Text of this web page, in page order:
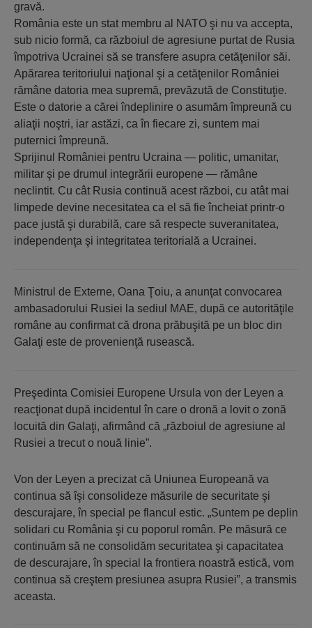
gravă.
România este un stat membru al NATO şi nu va accepta,
sub nicio formă, ca războiul de agresiune purtat de Rusia
împotriva Ucrainei să se transfere asupra cetăţenilor săi.
Apărarea teritoriului naţional şi a cetăţenilor României
rămâne datoria mea supremă, prevăzută de Constituţie.
Este o datorie a cărei îndeplinire o asumăm împreună cu
aliaţii noştri, iar astăzi, ca în fiecare zi, suntem mai
puternici împreună.
Sprijinul României pentru Ucraina — politic, umanitar,
militar şi pe drumul integrării europene — rămâne
neclintit. Cu cât Rusia continuă acest război, cu atât mai
limpede devine necesitatea ca el să fie încheiat printr-o
pace justă şi durabilă, care să respecte suveranitatea,
independenţa şi integritatea teritorială a Ucrainei.
Ministrul de Externe, Oana Ţoiu, a anunţat convocarea
ambasadorului Rusiei la sediul MAE, după ce autorităţile
române au confirmat că drona prăbuşită pe un bloc din
Galaţi este de provenienţă rusească.
Preşedinta Comisiei Europene Ursula von der Leyen a
reacţionat după incidentul în care o dronă a lovit o zonă
locuită din Galaţi, afirmând că „războiul de agresiune al
Rusiei a trecut o nouă linie”.
Von der Leyen a precizat că Uniunea Europeană va
continua să îşi consolideze măsurile de securitate şi
descurajare, în special pe flancul estic. „Suntem pe deplin
solidari cu România şi cu poporul român. Pe măsură ce
continuăm să ne consolidăm securitatea şi capacitatea
de descurajare, în special la frontiera noastră estică, vom
continua să creştem presiunea asupra Rusiei”, a transmis
aceasta.